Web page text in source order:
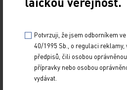
Z NOVINEK
ARCHIV
RUBRIKY
Potvrzuji, že jsem odborníkem
40/1995 Sb., o regulaci reklamy,
předpisů, čili osobou
přípravky nebo osobou
vydávat.